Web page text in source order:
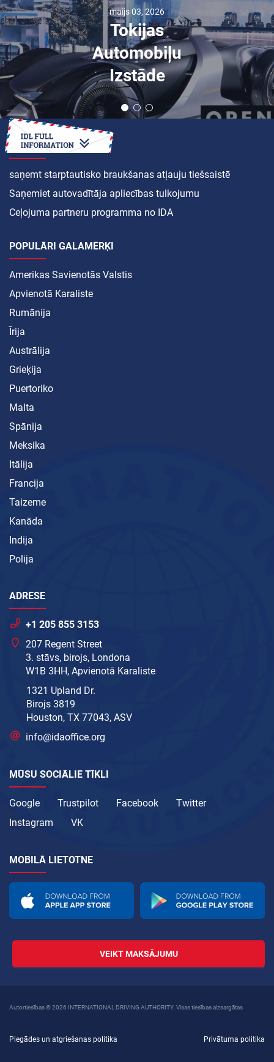
maijs 03, 2026
Tokijas
Automobiļu
Izstāde
KĀ
saņemt starptautisko braukšanas atļauju tiešsaistē
Saņemiet autovadītāja apliecības tulkojumu
Ceļojuma partneru programma no IDA
POPULĀRI GALAMĒRĶI
Amerikas Savienotās Valstis
Apvienotā Karaliste
Rumānija
Īrija
Austrālija
Grieķija
Puertoriko
Malta
Spānija
Meksika
Itālija
Francija
Taizeme
Kanāda
Indija
Polija
ADRESE
+1 205 855 3153
207 Regent Street
3. stāvs, birojs, Londona
W1B 3HH, Apvienotā Karaliste
1321 Upland Dr.
Birojs 3819
Houston, TX 77043, ASV
info@idaoffice.org
MŪSU SOCIĀLIE TĪKLI
Google Trustpilot Facebook
Twitter
Instagram
VK
MOBILĀ LIETOTNE
VEIKT MAKSĀJUMU
Autortiesības © 2026 INTERNATIONAL DRIVING AUTHORITY. Visas tiesības aizsargātas
Piegādes un atgriešanas politika Privātuma politika